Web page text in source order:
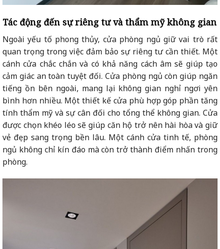
Tác động đến sự riêng tư và thẩm mỹ không gian
Ngoài yếu tố phong thủy, cửa phòng ngủ giữ vai trò rất
quan trọng trong việc đảm bảo sự riêng tư cần thiết. Một
cánh cửa chắc chắn và có khả năng cách âm sẽ giúp tạo
cảm giác an toàn tuyệt đối. Cửa phòng ngủ còn giúp ngăn
tiếng ồn bên ngoài, mang lại không gian nghỉ ngơi yên
bình hơn nhiều. Một thiết kế cửa phù hợp góp phần tăng
tính thẩm mỹ và sự cân đối cho tổng thể không gian. Cửa
được chọn khéo léo sẽ giúp căn hộ trở nên hài hòa và giữ
vẻ đẹp sang trọng bền lâu. Một cánh cửa tinh tế, phòng
ngủ không chỉ kín đáo mà còn trở thành điểm nhấn trong
phòng.